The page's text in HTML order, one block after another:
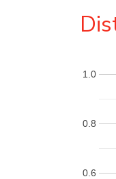
0.6
0.8
1.0